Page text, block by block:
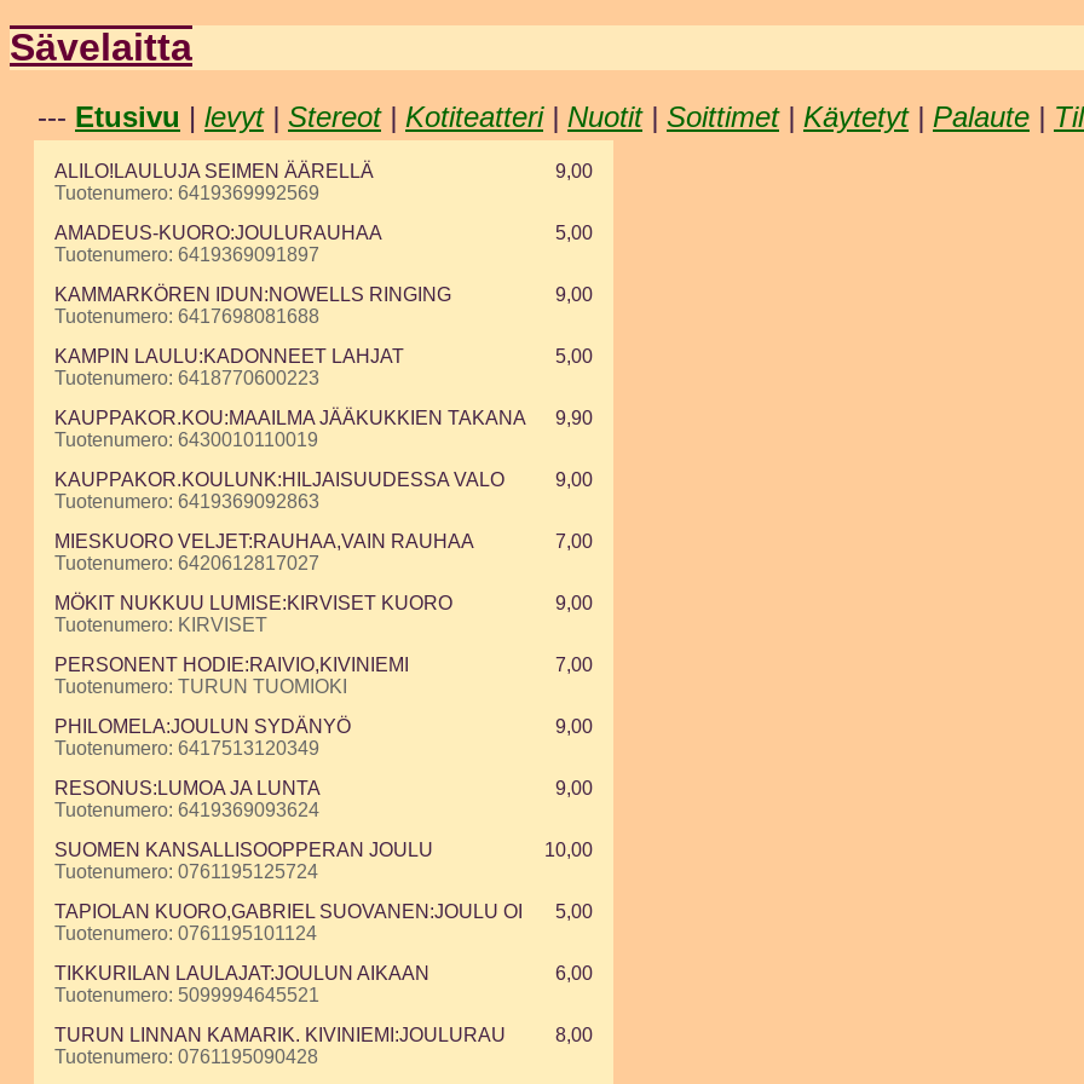
Sävelaitta
--- Etusivu | levyt| Stereot| Kotiteatteri| Nuotit| Soittimet| Käytetyt| Palaute |
ALILO!LAULUJA SEIMEN ÄÄRELLÄ
Tuotenumero: 6419369992569
9,00
AMADEUS-KUORO:JOULURAUHAA
Tuotenumero: 6419369091897
5,00
KAMMARKÖREN IDUN:NOWELLS RINGING
Tuotenumero: 6417698081688
9,00
KAMPIN LAULU:KADONNEET LAHJAT
Tuotenumero: 6418770600223
5,00
KAUPPAKOR.KOU:MAAILMA JÄÄKUKKIEN TAKANA
Tuotenumero: 6430010110019
9,90
KAUPPAKOR.KOULUNK:HILJAISUUDESSA VALO
Tuotenumero: 6419369092863
9,00
MIESKUORO VELJET:RAUHAA,VAIN RAUHAA
Tuotenumero: 6420612817027
7,00
MÖKIT NUKKUU LUMISE:KIRVISET KUORO
Tuotenumero: KIRVISET
9,00
PERSONENT HODIE:RAIVIO,KIVINIEMI
Tuotenumero: TURUN TUOMIOKI
7,00
PHILOMELA:JOULUN SYDÄNYÖ
Tuotenumero: 6417513120349
9,00
RESONUS:LUMOA JA LUNTA
Tuotenumero: 6419369093624
9,00
SUOMEN KANSALLISOOPPERAN JOULU
Tuotenumero: 0761195125724
10,00
TAPIOLAN KUORO,GABRIEL SUOVANEN:JOULU OI
Tuotenumero: 0761195101124
5,00
TIKKURILAN LAULAJAT:JOULUN AIKAAN
Tuotenumero: 5099994645521
6,00
TURUN LINNAN KAMARIK. KIVINIEMI:JOULURAU
Tuotenumero: 0761195090428
8,00